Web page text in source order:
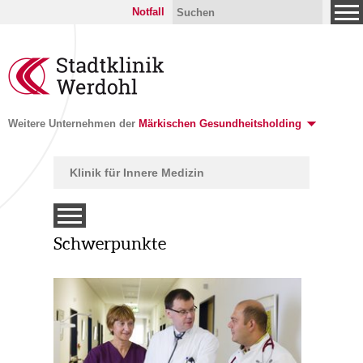
Notfall
Weitere Unternehmen der Märkischen Gesundheitsholding
Klinik für Innere Medizin
Schwerpunkte